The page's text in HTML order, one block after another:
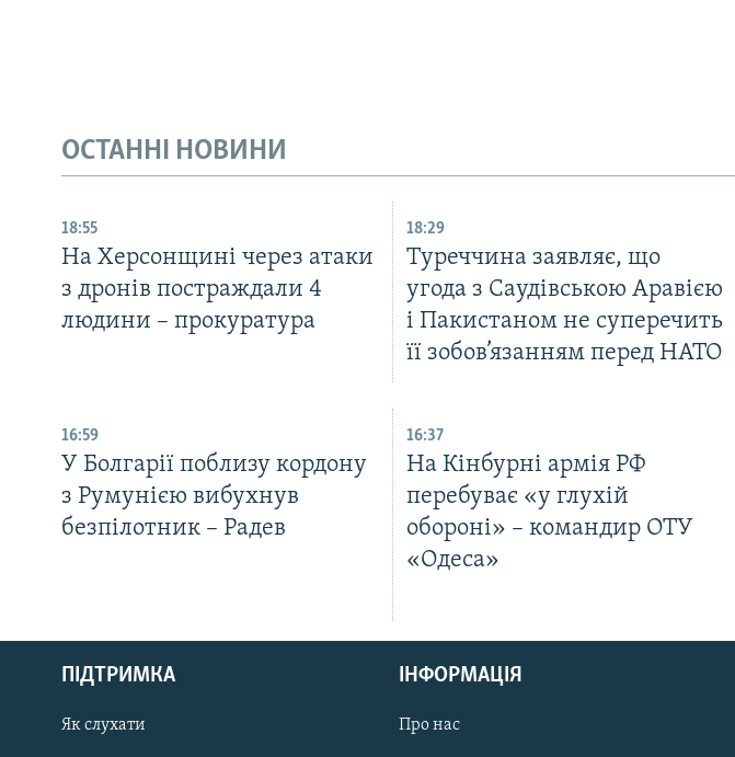
РУС
ОСТАННІ НОВИНИ
18:55
На Херсонщині через атаки
з дронів постраждали 4
людини – прокуратура
18:29
Туреччина заявляє, що
угода з Саудівською Аравією
і Пакистаном не суперечить
її зобов’язанням перед НАТО
16:59
У Болгарії поблизу кордону
з Румунією вибухнув
безпілотник – Радев
16:37
На Кінбурні армія РФ
перебуває «у глухій
обороні» – командир ОТУ
«Одеса»
ПІДТРИМКА
Як слухати
ІНФОРМАЦІЯ
Про нас